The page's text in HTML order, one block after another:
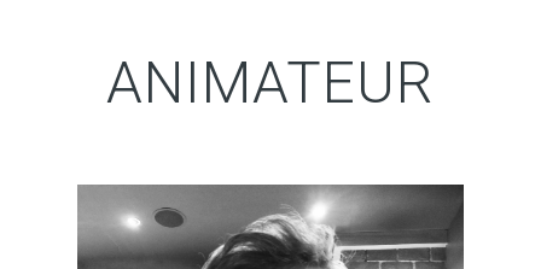
ANIMATEUR